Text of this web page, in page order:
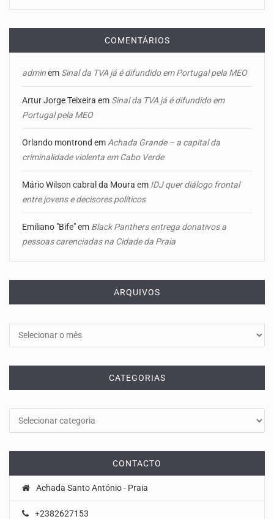
COMENTÁRIOS
adminem Sinal da TVA já é difundido em Portugal pela MEO
Artur Jorge Teixeira em Sinal da TVA já é difundido em
Portugal pela MEO
Orlando montrond em Achada Grande – a capital da
criminalidade violenta em Cabo Verde
Mário Wilson cabral da Moura em IDJ quer diálogo frontal
entre jovens e decisores políticos
Emiliano "Bife"em Black Panthers entrega donativos a
pessoas carenciadas na Cidade da Praia
ARQUIVOS
CATEGORIAS
CONTACTO
Achada Santo António - Praia
+2382627153